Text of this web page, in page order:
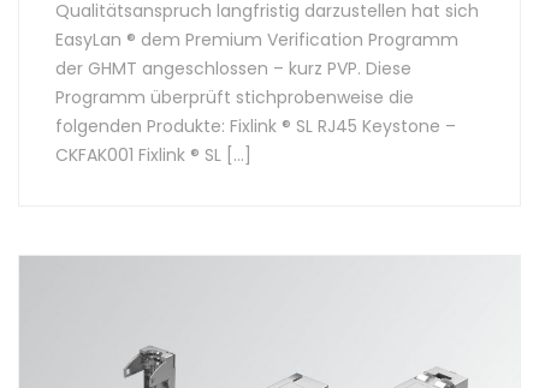
Qualitätsanspruch langfristig darzustellen hat sich
EasyLan ® dem Premium Verification Programm
der GHMT angeschlossen – kurz PVP. Diese
Programm überprüft stichprobenweise die
folgenden Produkte: Fixlink ® SL RJ45 Keystone –
CKFAK001 Fixlink ® SL […]